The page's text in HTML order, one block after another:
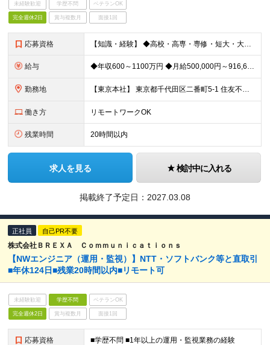
未経験歓迎 学歴不問 ベテランOK
完全週休2日 賞与複数月 面接1回
応募資格 【知識・経験】 ◆高校・高専・専修・短大・大学・大学院卒以上 ◆社会人就業経験3年以上 ◆業務システムの要件定義・設計・開発・運用までの一連の業務経験が5年以上 ◆下記いずれかの分野に強みのある
給与 ◆年収600～1100万円 ◆月給500,000円～916,666円 ※上記金額には固定残業代（130,304円～238,889円／月45時間分）を含みます ※組織への適応、周囲との関係性構築を目的
勤務地 【東京本社】 東京都千代田区二番町5-1 住友不動産麹町ビル ※(変更の範囲) 本社及び国内外の全ての事業所および会社の定める場所 (リモートワーク実施場所を含む) 将来的に出向を実施した場合
働き方 リモートワークOK
残業時間 20時間以内
求人を見る 検討中に入れる
掲載終了予定日： 2027.03.08
正社員 自己PR不要
株式会社ＢＲＥＸＡ Ｃｏｍｍｕｎｉｃａｔｉｏｎｓ
【NWエンジニア（運用・監視）】NTT・ソフトバンク等と直取引
■年休124日■残業20時間以内■リモート可
未経験歓迎 学歴不問 ベテランOK
完全週休2日 賞与複数月 面接1回
応募資格 ■学歴不問 ■1年以上の運用・監視業務の経験